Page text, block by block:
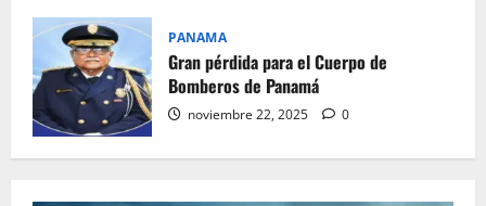
PANAMA
Gran pérdida para el Cuerpo de
Bomberos de Panamá
noviembre 22, 2025 0